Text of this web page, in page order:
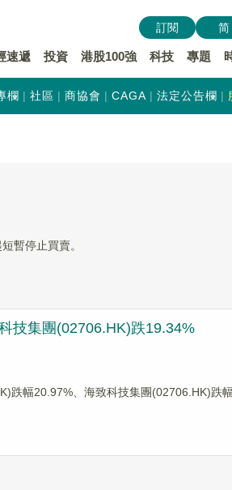
速遞 投資 港股100強 科技 專題
訂閱 简
欄 社區 商協會 CAGA 法定公告欄
暫停止買賣。
技集團(02706.HK)跌19.34%
跌幅20.97%、海致科技集團(02706.HK)跌